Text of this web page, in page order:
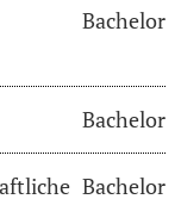
Bachelor
Bachelor
Bachelor